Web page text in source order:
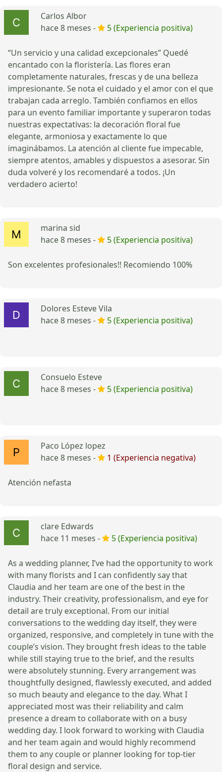
Carlos Albor
hace 8 meses -
5 (Experiencia positiva)
“Un servicio y una calidad excepcionales” Quedé
encantado con la floristería. Las flores eran
completamente naturales, frescas y de una belleza
impresionante. Se nota el cuidado y el amor con el que
trabajan cada arreglo. También confiamos en ellos
para un evento familiar importante y superaron todas
nuestras expectativas: la decoración floral fue
elegante, armoniosa y exactamente lo que
imaginábamos. La atención al cliente fue impecable,
siempre atentos, amables y dispuestos a asesorar. Sin
duda volveré y los recomendaré a todos. ¡Un
verdadero acierto!
marina sid
hace 8 meses -
5 (Experiencia positiva)
Son excelentes profesionales!! Recomiendo 100%
Dolores Esteve Vila
hace 8 meses -
5 (Experiencia positiva)
Consuelo Esteve
hace 8 meses -
5 (Experiencia positiva)
Paco López lopez
hace 8 meses -
1 (Experiencia negativa)
Atención nefasta
clare Edwards
hace 11 meses -
5 (Experiencia positiva)
As a wedding planner, I’ve had the opportunity to work
with many florists and I can confidently say that
Claudia and her team are one of the best in the
industry. Their creativity, professionalism, and eye for
detail are truly exceptional. From our initial
conversations to the wedding day itself, they were
organized, responsive, and completely in tune with the
couple’s vision. They brought fresh ideas to the table
while still staying true to the brief, and the results
were absolutely stunning. Every arrangement was
thoughtfully designed, flawlessly executed, and added
so much beauty and elegance to the day. What I
appreciated most was their reliability and calm
presence a dream to collaborate with on a busy
wedding day. I look forward to working with Claudia
and her team again and would highly recommend
them to any couple or planner looking for top-tier
floral design and service.